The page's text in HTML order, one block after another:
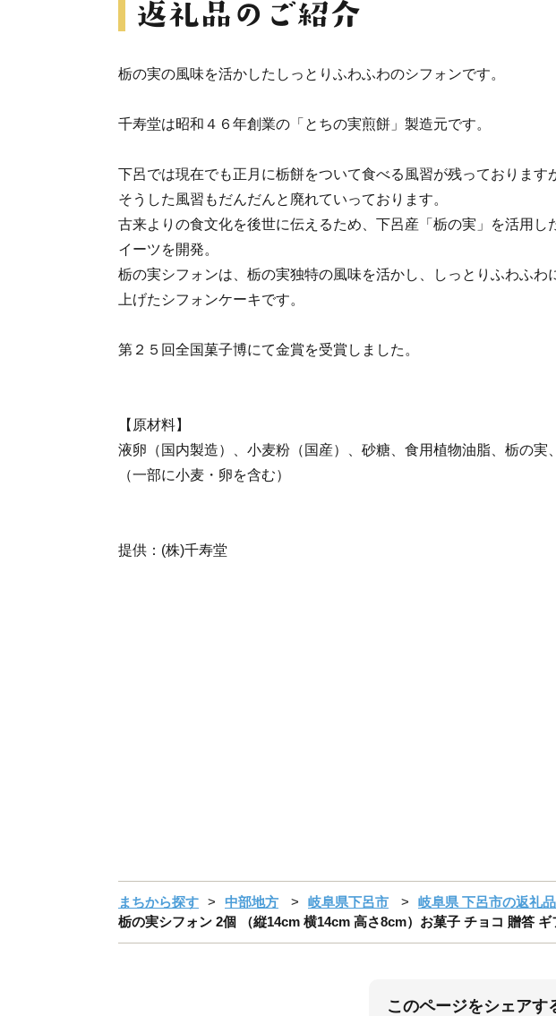
栃の実の風味を活かしたしっとりふわふわのシフォンです。
千寿堂は昭和４６年創業の「とちの実煎餅」製造元です。
下呂では現在でも正月に栃餅をついて食べる風習が残っております
そうした風習もだんだんと廃れていっております。
古来よりの食文化を後世に伝えるため、下呂産「栃の実」を活用し
イーツを開発。
栃の実シフォンは、栃の実独特の風味を活かし、しっとりふわふわ
上げたシフォンケーキです。
第２５回全国菓子博にて金賞を受賞しました。
【原材料】
液卵（国内製造）、小麦粉（国産）、砂糖、食用植物油脂、栃の実、
（一部に小麦・卵を含む）
提供：(株)千寿堂
まちから探す 中部地方 岐阜県下呂市
岐阜県 下呂市の返礼
栃の実シフォン 2個 （縦14cm 横14cm 高さ8cm）お菓子 チョコ 贈答
このページをシェアす